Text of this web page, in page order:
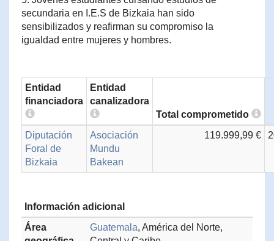
secundaria en I.E.S de Bizkaia han sido
sensibilizados y reafirman su compromiso la
igualdad entre mujeres y hombres.
Entidad
financiadora
Entidad
canalizadora
Total comprometido
Diputación
Foral de
Bizkaia
Asociación
Mundu
Bakean
119.999,99 €
Información adicional
Área
Guatemala, América del Norte,